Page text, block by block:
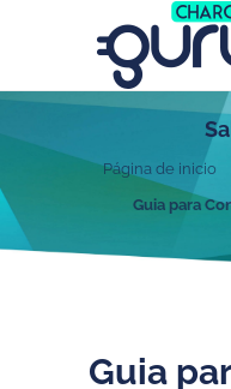
Página de inicio
Guia para
Guia